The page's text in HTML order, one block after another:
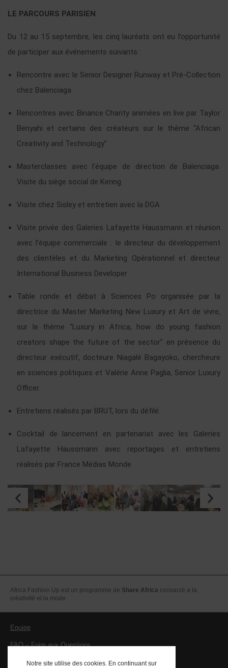
LE PARCOURS PARISIEN
Du 12 au 15 septembre, les cinq lauréats ont eu l’opportunité
de participer aux événements suivants :
Rencontre avec le Senior Designer Runway et Pré-Collection
chez Balenciaga
Rencontres avec Binance Charity animées en live par Taylor
Benyahi et certains des créateurs sur le thème “African
Creativity and Technology”
Masterclasses avec l’équipe de direction de Balenciaga.
Visite du siège social de Kering.
Visite chez Sisley et entretien avec la DGA
Visite privée des Galeries Lafayette Haussmann et réunion
avec l’équipe commerciale : le directeur du développement
des clientèles et du Marketing Opérationnel et directeur
International Business Developer
Table ronde et débat à Sciences Po organisée par la
directrice du Master Marketing New Luxury et Art de vivre,
sur le thème “Luxury in Africa, how do young fashion
creators shape the future of the sector” en présence du
directeur exécutif, docteure Niagalé Bagayoko, chercheure
en sciences politiques et Valérie Anne Paglia, Senior Luxury
Officer.
Entretiens réalisés par BRUT, lors du défilé.
Cocktail de lancement en partenariat avec les Galeries
Lafayette Haussmann avec reportages et entretiens
réalisés par France Médias Monde
Africa Fashion Up est un programme de Share Africa consacré a la
créativité et la mode
Equipe
FAQ – Foire aux Questions
Mentions légales – CGV
Notre site utilise des cookies. En continuant sur